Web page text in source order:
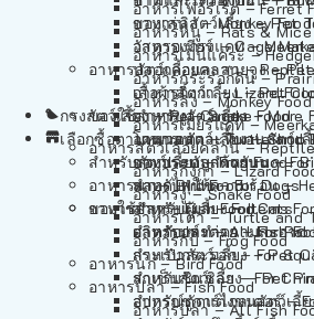
อาหารเฟอร์เร็ต – Ferret
อาหารหนู – Rats & Mice
อาหารเม่นแคระ –
อาหารกระรอกดิน –
อาหารลิง – Monkey Food
อาหารเมียร์แคท –
อาหารสัตว์เลี้อยคลาน –
อาหารกิ้งก่า – Lizard
อาหารงู – Snake Food
อาหารเต่า – Turtle and
อาหารกบ – Frog Food
อาหารนก – Bird Food
อาหารปลา – Fish Food
อาหารปลา – All Fish
อาหารลิง – Monkey Food
อาหารเมียร์แคท –
อาหารสัตว์เลี้อยคลาน –
อาหารกิ้งก่า – Lizard
อาหารงู – Snake Food
อาหารเต่า – Turtle and
อาหารกบ – Frog Food
อาหารนก – Bird Food
อาหารปลา – Fish Food
อาหารปลา – All Fish
ของเล่นสัตว์เลี้ยง – Pet
วัสดุรองกรง – Cage
ปลอกคอและสายจูง –
เสื้อผ้าสัตว์เลี้ยง – Pet
ของใช้สำหรับสัตว์เลี้ยง – More
โดมนอนและที่นอนสัตว์เลี้
ของประดับสำหรับนก –
หลอดไฟให้ความร้อน –
ของใช้สำหรับผู้เลี้ยง – Items
ผลิตภัณฑ์ทำความสะอาด
กระเป๋าสัตว์เลี้ยง – Pet
รถเข็นสัตว์เลี้ยง – Pet
อุปกรณ์ตัดแต่งขนสัตว์เลี้ย
กรงสัตว์เลี้ยง – Pet Cages
เลือกซื้อตามหมวดสัตว์เลี้ยง – Shop
สำหรับสัตว์เลี้ยงลูกด้วยนม –
สำหรับสุนัข – For Dogs
สำหรับแมว – For Cats
สำหรับกระต่าย – For
สำหรับกระรอก – For
สำหรับชินชิล่า – For
สำหรับชูการ์ไกลเดอร์ –